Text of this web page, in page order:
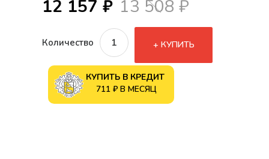
12 157 ₽ 13 508 ₽
Количество КУПИТЬ
КУПИТЬ В КРЕДИТ
711 ₽ В МЕСЯЦ